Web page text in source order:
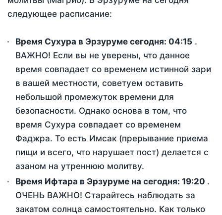
следующее расписание:
Время Сухура в Эрзуруме сегодня: 04:15 .
ВАЖНО! Если вы не уверены, что данное
время совпадает со временем истинной зари
в вашей местности, советуем оставить
небольшой промежуток времени для
безопасности. Однако основа в том, что
время Сухура совпадает со временем
Фаджра. То есть Имсак (прерывание приема
пищи и всего, что нарушает пост) делается с
азаном на утреннюю молитву.
Время Ифтара в Эрзуруме на сегодня: 19:20 .
ОЧЕНЬ ВАЖНО! Старайтесь наблюдать за
закатом солнца самостоятельно. Как только